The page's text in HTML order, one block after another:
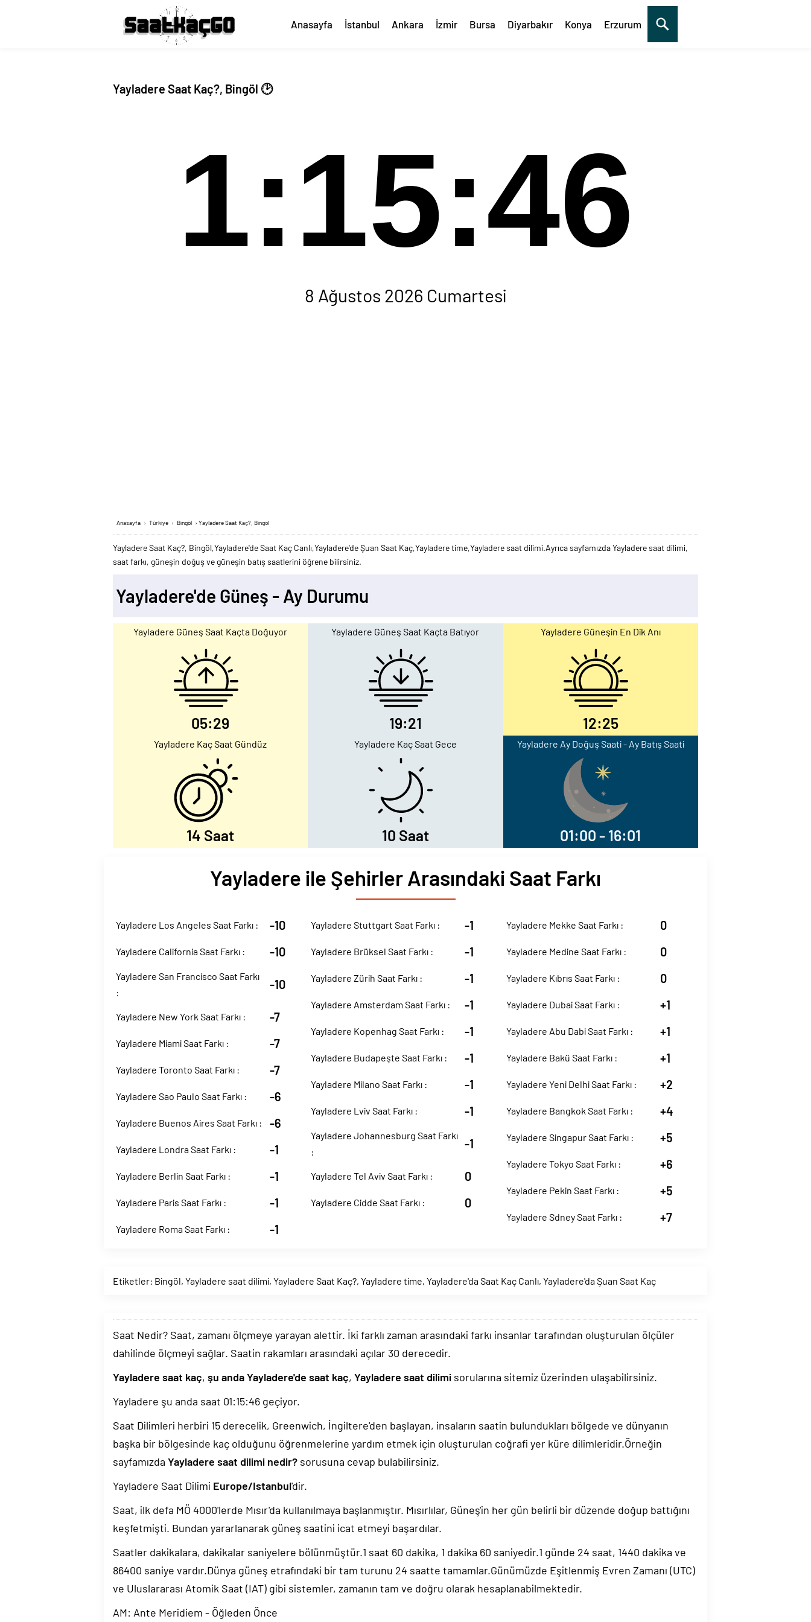
Anasayfa İstanbul Ankara İzmir Bursa Diyarbakır Konya Erzurum
Yayladere Saat Kaç?, Bingöl 🕑
1:15:47
8 Ağustos 2026 Cumartesi
Anasayfa › Türkiye › Bingöl › Yayladere Saat Kaç?, Bingöl
Yayladere Saat Kaç?, Bingöl,Yayladere'de Saat Kaç Canlı,Yayladere'de Şuan Saat Kaç,Yayladere time,Yayladere saat dilimi.Ayrıca sayfamızda Yayladere saat dilimi,
saat farkı, güneşin doğuş ve güneşin batış saatlerini öğrene bilirsiniz.
Yayladere'de Güneş - Ay Durumu
Yayladere Güneş Saat Kaçta Doğuyor
05:29
Yayladere Güneş Saat Kaçta Batıyor
19:21
Yayladere Güneşin En Dik Anı
12:25
Yayladere Kaç Saat Gündüz
14 Saat
Yayladere Kaç Saat Gece
10 Saat
Yayladere Ay Doğuş Saati - Ay Batış Saati
01:00 - 16:01
Yayladere ile Şehirler Arasındaki Saat Farkı
Yayladere Los Angeles Saat Farkı : -10
Yayladere California Saat Farkı : -10
Yayladere San Francisco Saat Farkı
:
-10
Yayladere New York Saat Farkı : -7
Yayladere Miami Saat Farkı : -7
Yayladere Toronto Saat Farkı : -7
Yayladere Sao Paulo Saat Farkı : -6
Yayladere Buenos Aires Saat Farkı : -6
Yayladere Londra Saat Farkı : -1
Yayladere Berlin Saat Farkı : -1
Yayladere Paris Saat Farkı : -1
Yayladere Roma Saat Farkı : -1
Yayladere Stuttgart Saat Farkı : -1
Yayladere Brüksel Saat Farkı : -1
Yayladere Zürih Saat Farkı : -1
Yayladere Amsterdam Saat Farkı : -1
Yayladere Kopenhag Saat Farkı : -1
Yayladere Budapeşte Saat Farkı : -1
Yayladere Milano Saat Farkı : -1
Yayladere Lviv Saat Farkı : -1
Yayladere Johannesburg Saat Farkı
:
-1
Yayladere Tel Aviv Saat Farkı : 0
Yayladere Cidde Saat Farkı : 0
Yayladere Mekke Saat Farkı : 0
Yayladere Medine Saat Farkı : 0
Yayladere Kıbrıs Saat Farkı : 0
Yayladere Dubai Saat Farkı : +1
Yayladere Abu Dabi Saat Farkı : +1
Yayladere Bakü Saat Farkı : +1
Yayladere Yeni Delhi Saat Farkı : +2
Yayladere Bangkok Saat Farkı : +4
Yayladere Singapur Saat Farkı : +5
Yayladere Tokyo Saat Farkı : +6
Yayladere Pekin Saat Farkı : +5
Yayladere Sdney Saat Farkı : +7
Etiketler: Bingöl, Yayladere saat dilimi, Yayladere Saat Kaç?, Yayladere time, Yayladere'da Saat Kaç Canlı, Yayladere'da Şuan Saat Kaç
Saat Nedir? Saat, zamanı ölçmeye yarayan alettir. İki farklı zaman arasındaki farkı insanlar tarafından oluşturulan ölçüler
dahilinde ölçmeyi sağlar. Saatin rakamları arasındaki açılar 30 derecedir.
Yayladere saat kaç, şu anda Yayladere'de saat kaç, Yayladere saat dilimi sorularına sitemiz üzerinden ulaşabilirsiniz.
Yayladere şu anda saat 01:15:47geçiyor.
Saat Dilimleri herbiri 15 derecelik, Greenwich, İngiltere'den başlayan, insaların saatin bulundukları bölgede ve dünyanın
başka bir bölgesinde kaç olduğunu öğrenmelerine yardım etmek için oluşturulan coğrafi yer küre dilimleridir.Örneğin
sayfamızda Yayladere saat dilimi nedir? sorusuna cevap bulabilirsiniz.
Yayladere Saat Dilimi Europe/Istanbul'dir.
Saat, ilk defa MÖ 4000'lerde Mısır'da kullanılmaya başlanmıştır. Mısırlılar, Güneş'in her gün belirli bir düzende doğup battığını
keşfetmişti. Bundan yararlanarak güneş saatini icat etmeyi başardılar.
Saatler dakikalara, dakikalar saniyelere bölünmüştür.1 saat 60 dakika, 1 dakika 60 saniyedir.1 günde 24 saat, 1440 dakika ve
86400 saniye vardır.Dünya güneş etrafındaki bir tam turunu 24 saatte tamamlar.Günümüzde Eşitlenmiş Evren Zamanı (UTC)
ve Uluslararası Atomik Saat (IAT) gibi sistemler, zamanın tam ve doğru olarak hesaplanabilmektedir.
AM: Ante Meridiem - Öğleden Önce